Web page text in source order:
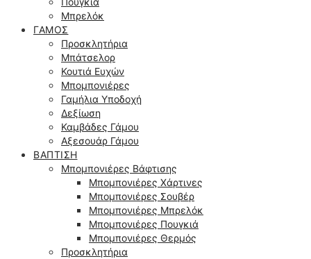
Μπρελόκ
ΓΆΜΟΣ
Προσκλητήρια
Μπάτσελορ
Κουτιά Ευχών
Μπομπονιέρες
Γαμήλια Υποδοχή
Δεξίωση
Καμβάδες Γάμου
Αξεσουάρ Γάμου
ΒΆΠΤΙΣΗ
Μπομπονιέρες Βάφτισης
Μπομπονιέρες Χάρτινες
Μπομπονιέρες Σουβέρ
Μπομπονιέρες Μπρελόκ
Μπομπονιέρες Πουγκιά
Μπομπονιέρες Θερμός
Προσκλητήρια